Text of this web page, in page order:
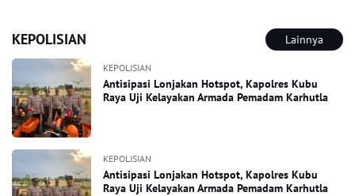
KEPOLISIAN Lainnya
KEPOLISIAN
Antisipasi Lonjakan Hotspot, Kapolres Kubu
Raya Uji Kelayakan Armada Pemadam Karhutla
KEPOLISIAN
Antisipasi Lonjakan Hotspot, Kapolres Kubu
Raya Uji Kelayakan Armada Pemadam Karhutla